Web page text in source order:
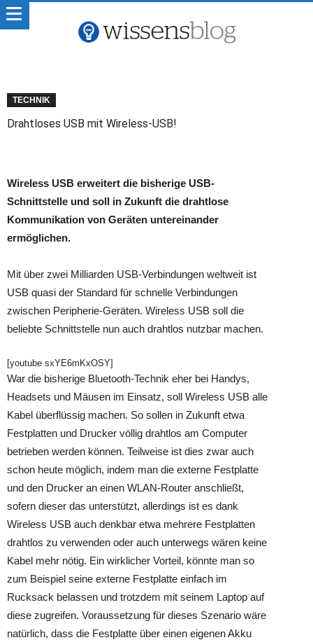
TECHNIK
Drahtloses USB mit Wireless-USB!
Wireless USB erweitert die bisherige USB-
Schnittstelle und soll in Zukunft die drahtlose
Kommunikation von Geräten untereinander
ermöglichen.
Mit über zwei Milliarden USB-Verbindungen weltweit ist
USB quasi der Standard für schnelle Verbindungen
zwischen Peripherie-Geräten. Wireless USB soll die
beliebte Schnittstelle nun auch drahtlos nutzbar machen.
[youtube sxYE6mKxOSY]
War die bisherige Bluetooth-Technik eher bei Handys,
Headsets und Mäusen im Einsatz, soll Wireless USB alle
Kabel überflüssig machen. So sollen in Zukunft etwa
Festplatten und Drucker völlig drahtlos am Computer
betrieben werden können. Teilweise ist dies zwar auch
schon heute möglich, indem man die externe Festplatte
und den Drucker an einen WLAN-Router anschließt,
sofern dieser das unterstützt, allerdings ist es dank
Wireless USB auch denkbar etwa mehrere Festplatten
drahtlos zu verwenden oder auch unterwegs wären keine
Kabel mehr nötig. Ein wirklicher Vorteil, könnte man so
zum Beispiel seine externe Festplatte einfach im
Rucksack belassen und trotzdem mit seinem Laptop auf
diese zugreifen. Voraussetzung für dieses Szenario wäre
natürlich, dass die Festplatte über einen eigenen Akku